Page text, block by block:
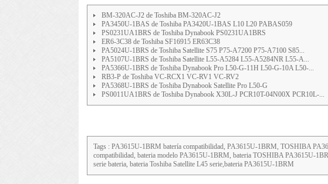
BM-320AC-J2 de Toshiba BM-320AC-J2
PA3450U-1BAS de Toshiba PA3420U-1BAS L10 L20 PABAS059
PS0231UA1BRS de Toshiba Dynabook PS0231UA1BRS
ER6-3C38 de Toshiba SF16915 ER63C38
PA5024U-1BRS de Toshiba Satellite S75 P75-A7200 P75-A7100 S85...
PA5107U-1BRS de Toshiba Satellite L55-A5284 L55-A5284NR L55-A...
PA5366U-1BRS de Toshiba Dynabook Pro L50-G-11H L50-G-10A L50-...
RB3-P de Toshiba VC-RCX1 VC-RV1 VC-RV2
PA5368U-1BRS de Toshiba Dynabook Satellite Pro L50-G
PS0011UA1BRS de Toshiba Dynabook X30L-J PCR10T-04N00X PCR10L-...
Tags : PA3615U-1BRM batería compatibilidad, PA3615U-1BRM, TOSHIBA
compatibilidad, bateria modelo PA3615U-1BRM, bateria TOSHIBA PA3615U-
serie bateria, bateria Toshiba Satellite L45 serie,bateria PA3615U-1BRM